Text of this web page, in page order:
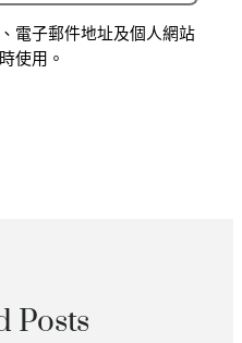
電子郵件地址及個人網站
使用。
Posts